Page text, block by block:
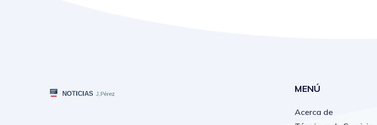
MENÚ
Acerca de